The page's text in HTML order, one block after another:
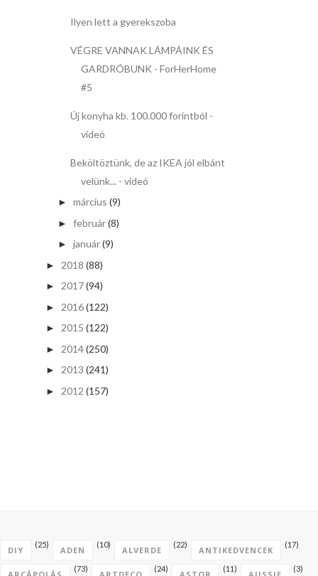
Ilyen lett a gyerekszoba
VÉGRE VANNAK LÁMPÁINK ÉS
GARDRÓBUNK - ForHerHome
#5
Új konyha kb. 100.000 forintból -
videó
Beköltöztünk, de az IKEA jól elbánt
velünk... - videó
► március (9)
► február(8)
► január(9)
► 2018 (88)
► 2017(94)
► 2016(122)
► 2015 (122)
► 2014(250)
► 2013 (241)
► 2012 (157)
DIY
(25)
ADEN
(10)
ALVERDE
(22)
ANTIKEDVENCEK
(17)
(73) (24) (11) (3)